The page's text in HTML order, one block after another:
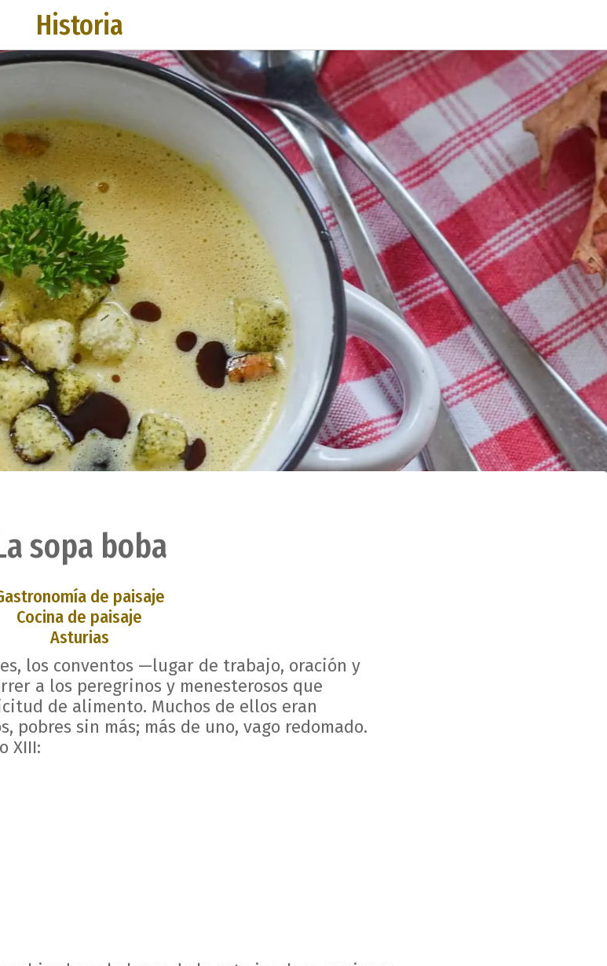
Historia
sopa boba
de paisaje
Cocina de paisaje
Asturias
los conventos —lugar de trabajo, oración y
a los peregrinos y menesterosos que
de alimento. Muchos de ellos eran
pobres sin más; más de uno, vago redomado.
XIII: